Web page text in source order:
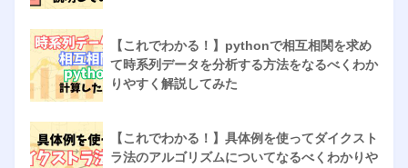
【これでわかる！】pythonで相互相関を求め
て時系列データを分析する方法をなるべくわか
りやすく解説してみた
【これでわかる！】具体例を使ってダイクスト
ラ法のアルゴリズムについてなるべくわかりや